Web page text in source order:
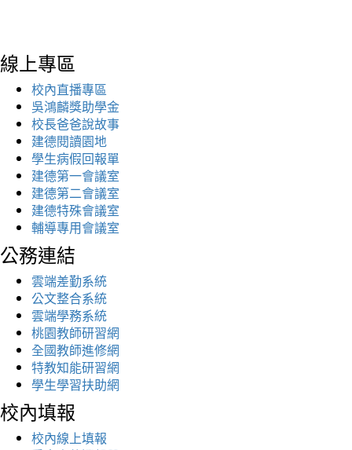
線上專區
校內直播專區
吳鴻麟獎助學金
校長爸爸說故事
建德閱讀園地
學生病假回報單
建德第一會議室
建德第二會議室
建德特殊會議室
輔導專用會議室
公務連結
雲端差勤系統
公文整合系統
雲端學務系統
桃園教師研習網
全國教師進修網
特教知能研習網
學生學習扶助網
校內填報
校內線上填報